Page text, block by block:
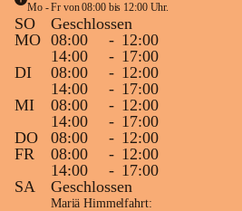
Mo - Fr von 08:00 bis 12:00 Uhr.
SO
Geschlossen
MO 08:00 - 12:00
14:00
- 17:00
DI
08:00 - 12:00
14:00
- 17:00
MI
08:00 - 12:00
14:00
- 17:00
DO
08:00 - 12:00
FR
08:00 - 12:00
14:00
- 17:00
SA
Geschlossen
Mariä Himmelfahrt: